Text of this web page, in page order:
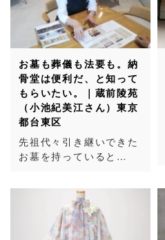
お墓も葬儀も法要も。納
骨堂は便利だ、と知って
もらいたい。｜蔵前陵苑
（小池紀美江さん）東京
都台東区
先祖代々引き継いできた
お墓を持っていると…